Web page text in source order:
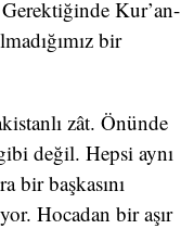
Kur’an-
bir
zât. Önünde
değil. Hepsi aynı
bir başkasını
Hocadan bir aşır